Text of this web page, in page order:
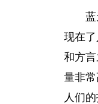
现在
和方
量非
人们